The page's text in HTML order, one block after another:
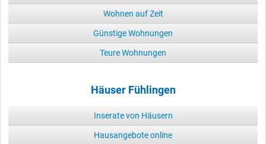
Wohnen auf Zeit
Günstige Wohnungen
Teure Wohnungen
Häuser Fühlingen
Inserate von Häusern
Hausangebote online